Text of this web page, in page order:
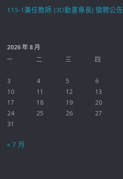
115-1兼任教師 (3D動畫專長) 徵聘公告
2026 年 8 月
一
二 三 四
3
4 5 6
10
11 12 13
17
18 19 20
24
25 26 27
31
« 7 月